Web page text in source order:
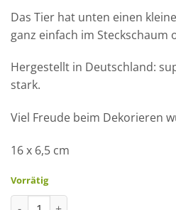
Das Tier hat unten einen
ganz einfach im Steckschaum
Hergestellt in Deutschland:
stark.
Viel Freude beim Dekorieren
16 x 6,5 cm
Vorrätig
Rost-Stecker Hirsch von vorne